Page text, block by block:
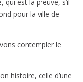
est la preuve, s’il
pour la ville de
contempler le
histoire, celle d’une